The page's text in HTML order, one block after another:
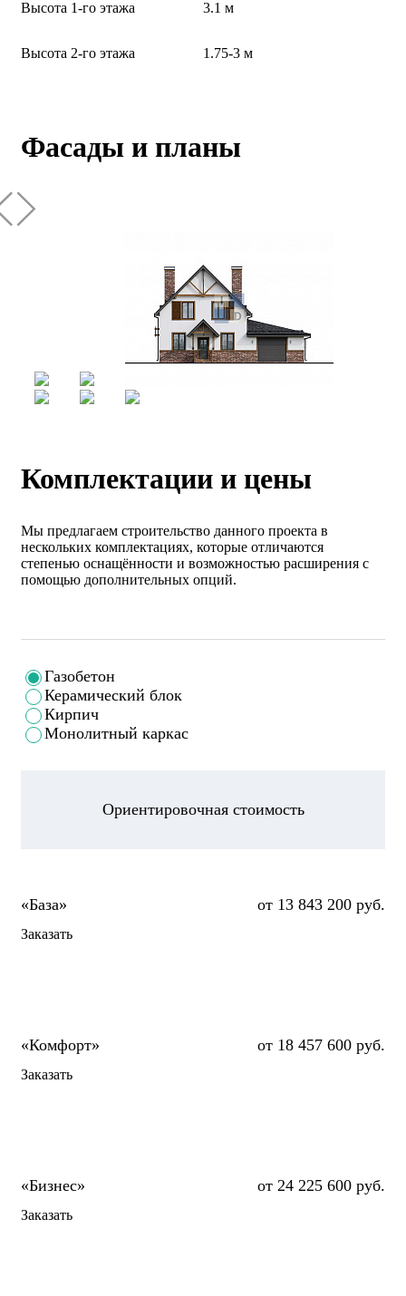
Высота 1-го этажа 3.1 м
Высота 2-го этажа 1.75-3 м
Фасады и планы
Комплектации и цены
Мы предлагаем строительство данного проекта в
нескольких комплектациях, которые отличаются
степенью оснащённости и возможностью расширения с
помощью дополнительных опций.
Газобетон
Керамический блок
Кирпич
Монолитный каркас
Ориентировочная стоимость
от 13 843 200 руб.
Заказать
от 18 457 600 руб.
Заказать
от 24 225 600 руб.
Заказать